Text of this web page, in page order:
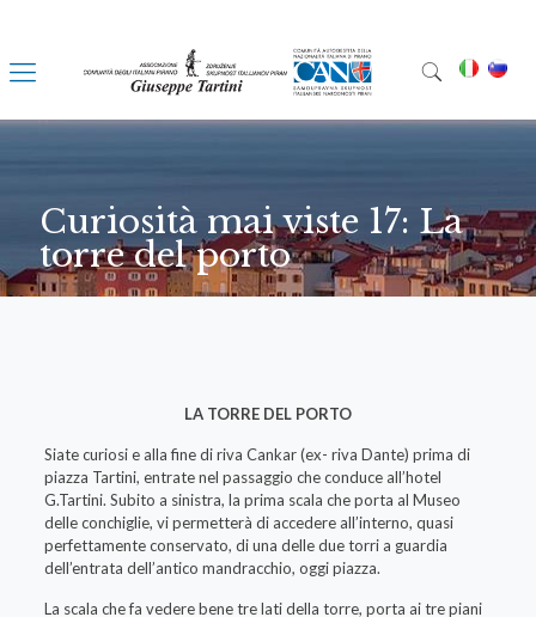
Curiosità mai viste 17: La
torre del porto
LA TORRE DEL PORTO
Siate curiosi e alla fine di riva Cankar (ex- riva Dante) prima di
piazza Tartini, entrate nel passaggio che conduce all’hotel
G.Tartini. Subito a sinistra, la prima scala che porta al Museo
delle conchiglie, vi permetterà di accedere all’interno, quasi
perfettamente conservato, di una delle due torri a guardia
dell’entrata dell’antico mandracchio, oggi piazza.
La scala che fa vedere bene tre lati della torre, porta ai tre piani